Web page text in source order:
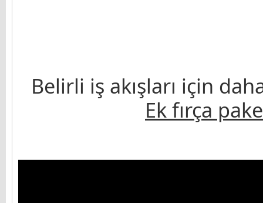
Belirli iş akışları için
Ek fırça